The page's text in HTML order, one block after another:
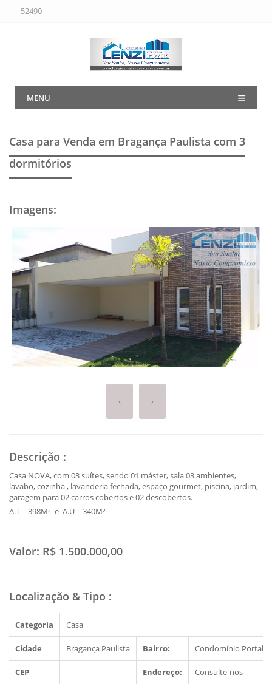
52490
MENU
Casa para Venda em Bragança Paulista com 3
dormitórios
Imagens:
‹ ›
Descrição :
Casa NOVA, com 03 suítes, sendo 01 máster, sala 03 ambientes,
lavabo, cozinha , lavanderia fechada, espaço gourmet, piscina, jardim,
garagem para 02 carros cobertos e 02 descobertos.
A.T = 398M² e A.U = 340M²
Valor: R$ 1.500.000,00
Localização & Tipo :
Categoria Casa
Cidade Bragança Paulista Bairro: Condomínio Portal
CEP Endereço: Consulte-nos